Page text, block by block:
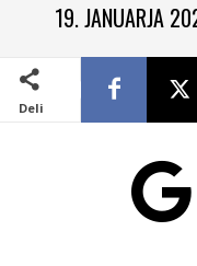
19. JANUARJA
Deli